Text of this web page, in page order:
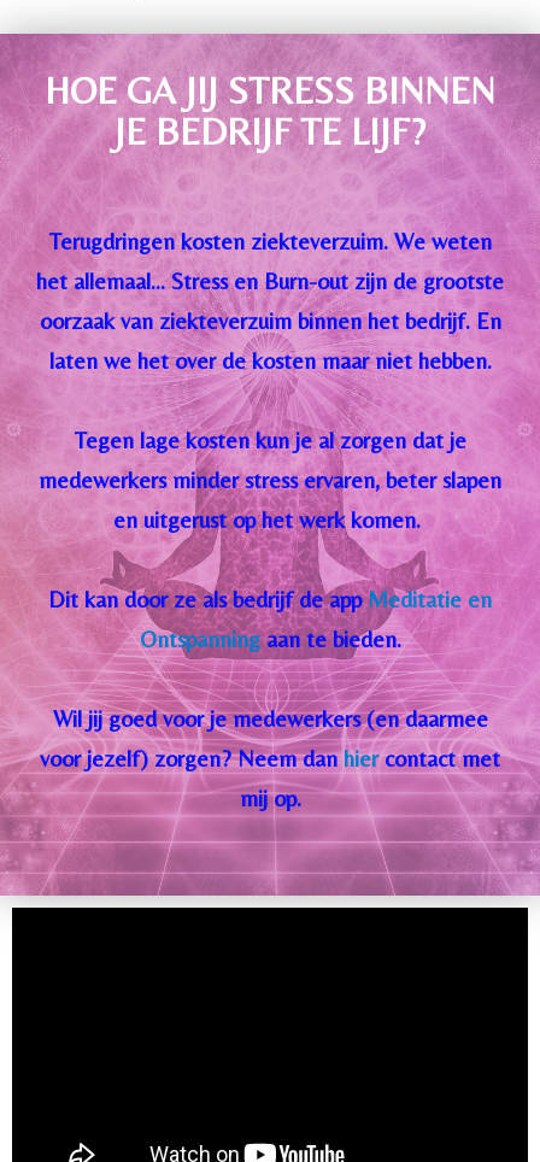
HOE GA JIJ STRESS BINNEN
JE BEDRIJF TE LIJF?
Terugdringen kosten ziekteverzuim. We weten
het allemaal… Stress en Burn-out zijn de grootste
oorzaak van ziekteverzuim binnen het bedrijf. En
laten we het over de kosten maar niet hebben.
Tegen lage kosten kun je al zorgen dat je
medewerkers minder stress ervaren, beter slapen
en uitgerust op het werk komen.
Dit kan door ze als bedrijf de appMeditatie en
Ontspanningaan te bieden.
Wil jij goed voor je medewerkers (en daarmee
voor jezelf) zorgen? Neem danhiercontact met
mij op.